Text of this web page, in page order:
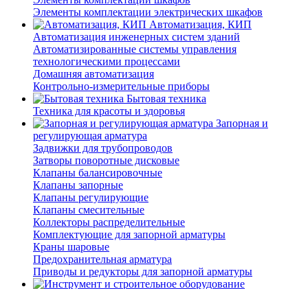
Элементы комплектации электрических шкафов
Автоматизация, КИП
Автоматизация инженерных систем зданий
Автоматизированные системы управления
технологическими процессами
Домашняя автоматизация
Контрольно-измерительные приборы
Бытовая техника
Техника для красоты и здоровья
Запорная и
регулирующая арматура
Задвижки для трубопроводов
Затворы поворотные дисковые
Клапаны балансировочные
Клапаны запорные
Клапаны регулирующие
Клапаны смесительные
Коллекторы распределительные
Комплектующие для запорной арматуры
Краны шаровые
Предохранительная арматура
Приводы и редукторы для запорной арматуры